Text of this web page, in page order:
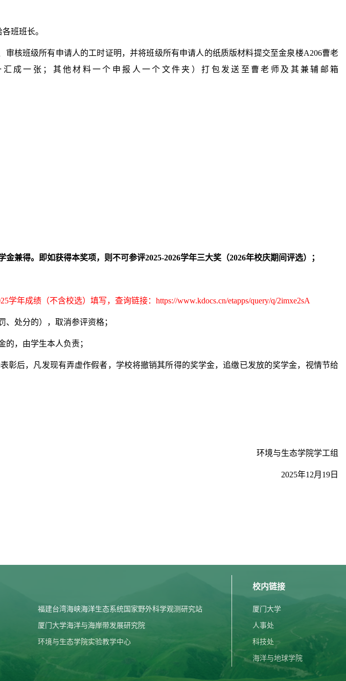
班班长。
审核班级所有申请人的工时证明，并将班级所有申请人的纸质版材料提交至金泉楼A206曹老
汇成一张；其他材料一个申报人一个文件夹 ）打包 发送至 曹老师及其兼辅 邮箱
兼得。即如获得本奖项，则不可参评2025-2026学年三大奖（2026年校庆期间评选）；
学年成绩（不含校选）填写， 查询链接： https://www.kdocs.cn/etapps/query/q/2imxe2sA
处分的），取消参评资格；
，由学生本人负责；
后，凡发现有弄虚作假者，学校将撤销其所得的奖学金，追缴已发放的奖学金，视情节给
环境与生态学院学工组
2025年12月19日
福建台湾海峡海洋生态系统国家野外科学观测研究站
厦门大学海洋与海岸带发展研究院
环境与生态学院实验教学中心
校内链接
厦门大学
人事处
科技处
海洋与地球学院